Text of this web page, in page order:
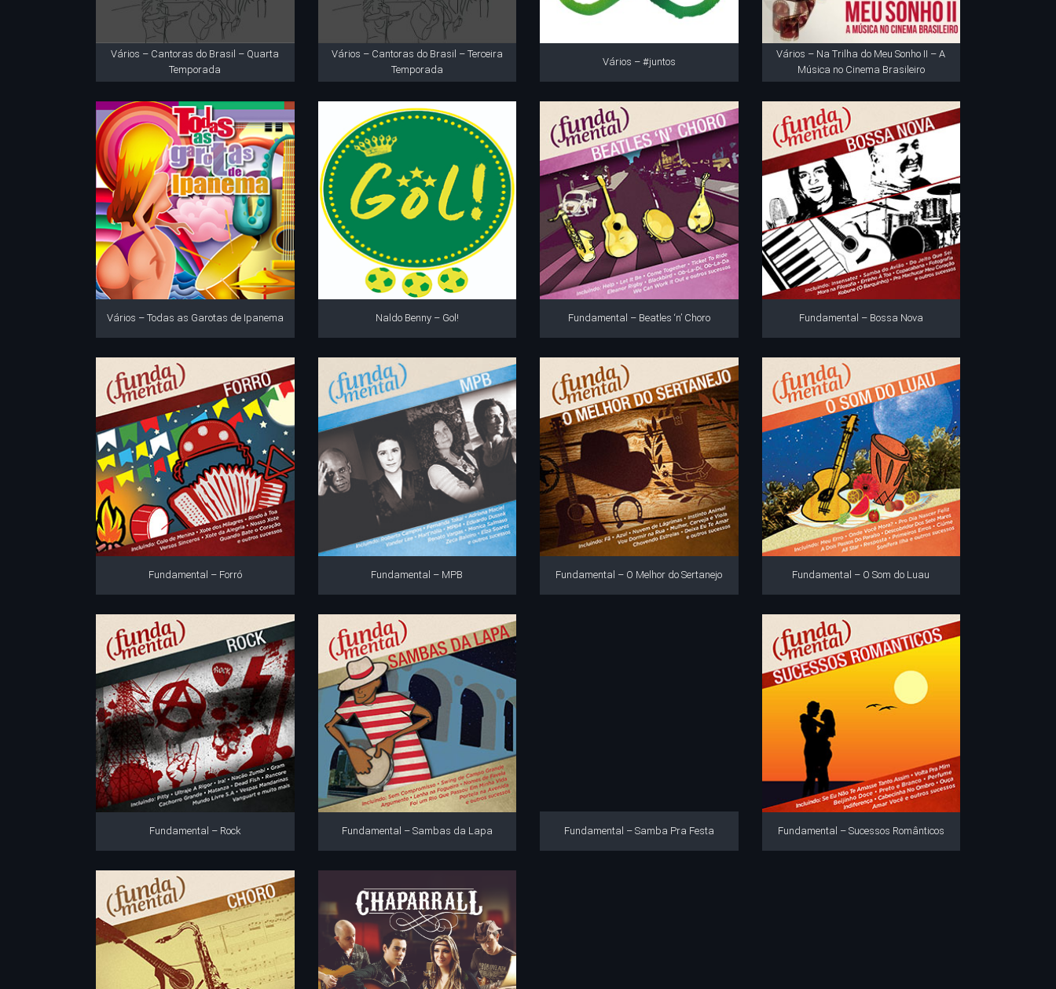
Vários – Cantoras do Brasil – Quarta
Temporada
Vários – Cantoras do Brasil – Terceira
Temporada
Vários – #juntos
Vários – Na Trilha do Meu Sonho II – A
Música no Cinema Brasileiro
Vários – Todas as Garotas de Ipanema Naldo Benny – Gol! Fundamental – Beatles ‘n’ Choro Fundamental – Bossa Nova
Fundamental – Forró Fundamental – MPB Fundamental – O Melhor do Sertanejo Fundamental – O Som do Luau
Fundamental – Rock Fundamental – Sambas da Lapa Fundamental – Samba Pra Festa Fundamental – Sucessos Românticos